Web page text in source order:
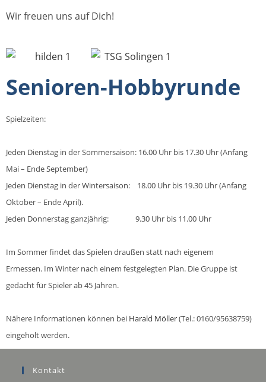
Wir freuen uns auf Dich!
Senioren-Hobbyrunde
Spielzeiten:
Jeden Dienstag in der Sommersaison: 16.00 Uhr bis 17.30 Uhr (Anfang
Mai – Ende September)
Jeden Dienstag in der Wintersaison: 18.00 Uhr bis 19.30 Uhr (Anfang
Oktober – Ende April).
Jeden Donnerstag ganzjährig: 9.30 Uhr bis 11.00 Uhr
Im Sommer findet das Spielen draußen statt nach eigenem
Ermessen. Im Winter nach einem festgelegten Plan. Die Gruppe ist
gedacht für Spieler ab 45 Jahren.
Nähere Informationen können bei Harald Möller(Tel.: 0160/95638759)
eingeholt werden.
Kontakt